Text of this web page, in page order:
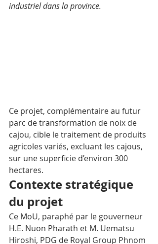
industriel dans la province.
Ce projet, complémentaire au futur
parc de transformation de noix de
cajou, cible le traitement de produits
agricoles variés, excluant les cajous,
sur une superficie d’environ 300
hectares.​
Contexte stratégique
du projet
Ce MoU, paraphé par le gouverneur
H.E. Nuon Pharath et M. Uematsu
Hiroshi, PDG de Royal Group Phnom